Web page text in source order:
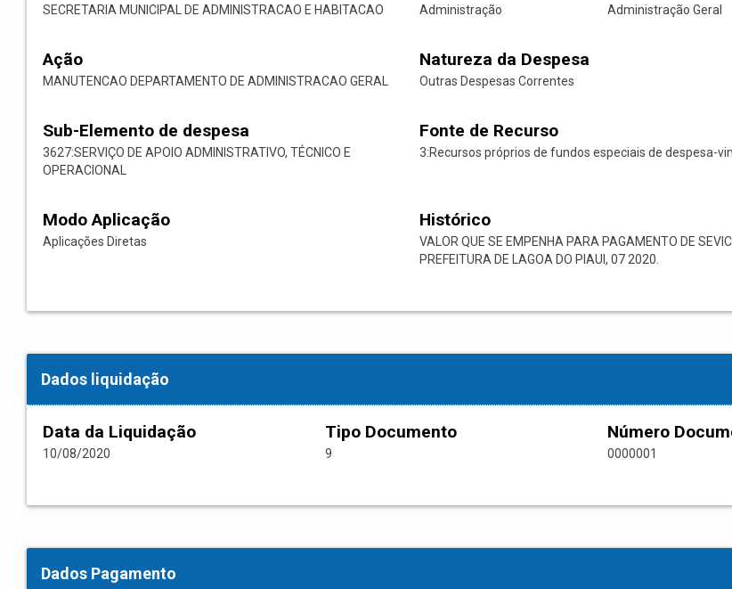
SECRETARIA MUNICIPAL DE ADMINISTRACAO E HABITACAO Administração Administração Geral
Ação
MANUTENCAO DEPARTAMENTO DE ADMINISTRACAO GERAL
Natureza da Despesa
Outras Despesas Correntes
Sub-Elemento de despesa
3627:SERVIÇO DE APOIO ADMINISTRATIVO, TÉCNICO E
OPERACIONAL
Fonte de Recurso
3:Recursos próprios de fundos especiais de despesa-
Modo Aplicação
Aplicações Diretas
Histórico
VALOR QUE SE EMPENHA PARA PAGAMENTO DE
PREFEITURA DE LAGOA DO PIAUI, 07 2020.
Dados liquidação
Data da Liquidação
10/08/2020
Tipo Documento
9
Número
0000001
Dados Pagamento